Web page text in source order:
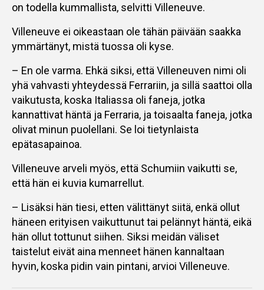
on todella kummallista, selvitti Villeneuve.
Villeneuve ei oikeastaan ole tähän päivään saakka
ymmärtänyt, mistä tuossa oli kyse.
– En ole varma. Ehkä siksi, että Villeneuven nimi oli
yhä vahvasti yhteydessä Ferrariin, ja sillä saattoi olla
vaikutusta, koska Italiassa oli faneja, jotka
kannattivat häntä ja Ferraria, ja toisaalta faneja, jotka
olivat minun puolellani. Se loi tietynlaista
epätasapainoa.
Villeneuve arveli myös, että Schumiin vaikutti se,
että hän ei kuvia kumarrellut.
– Lisäksi hän tiesi, etten välittänyt siitä, enkä ollut
häneen erityisen vaikuttunut tai pelännyt häntä, eikä
hän ollut tottunut siihen. Siksi meidän väliset
taistelut eivät aina menneet hänen kannaltaan
hyvin, koska pidin vain pintani, arvioi Villeneuve.